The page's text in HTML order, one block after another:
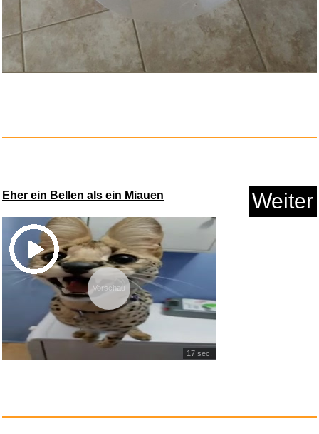
Anzeige
Eher ein Bellen als ein Miauen Weiter
Vorschau
17 sec.